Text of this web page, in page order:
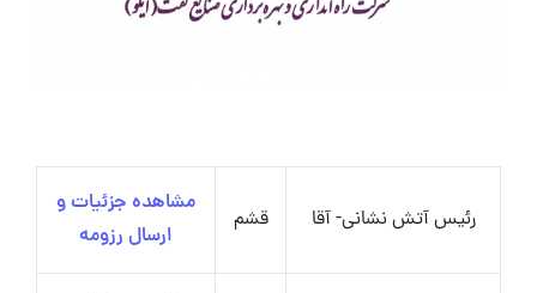
رئیس آتش نشانی- آقا قشم
مشاهده جزئیات و
ارسال رزومه